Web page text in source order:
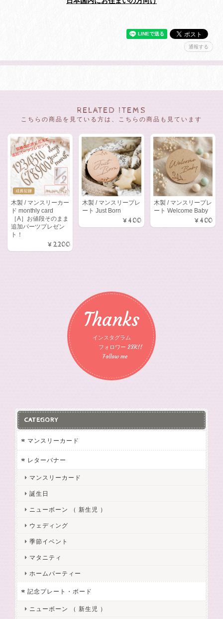
通報する
RELATED ITEMS
こちらの商品を見ている方は、こちらの商品も見ています
木製 / マンスリーカー
ド monthly card
［A］お値段そのまま
追加パーツプレゼン
ト！
¥2,200
木製 / マンスリープレ
ート Just Born
¥400
木製 / マンスリープレ
ート Welcome Baby
¥400
Thanks
インスタグラム
フォロワー 23K!!
Follow me
CATEGORY
マンスリーカード
レターバナー
マンスリーカード
誕生日
ニューボーン （ 新生児 ）
ウェディング
季節イベント
マタニティ
ホームパーティー
記念プレート・ボード
ニューボーン （ 新生児 ）